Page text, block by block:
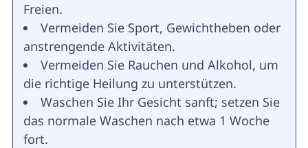
Freien.
Vermeiden Sie Sport, Gewichtheben oder
anstrengende Aktivitäten.
Vermeiden Sie Rauchen und Alkohol, um
die richtige Heilung zu unterstützen.
Waschen Sie Ihr Gesicht sanft; setzen Sie
das normale Waschen nach etwa 1 Woche
fort.